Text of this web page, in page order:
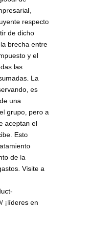
respecto
de dicho
brecha entre
y el
las
La
es
una
grupo, pero a
aceptan el
Esto
de la
Visite a
¡líderes en